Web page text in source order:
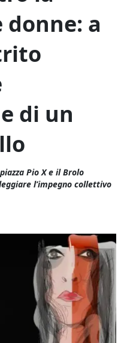
a
di un
Pio X e il Brolo
l’impegno collettivo